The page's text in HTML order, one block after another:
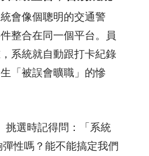
會像個聰明的交通警
整合在同一個平台。員
系統就自動跟打卡紀錄
「被誤會曠職」的慘
挑選時記得問：「系統
性嗎？能不能搞定我們